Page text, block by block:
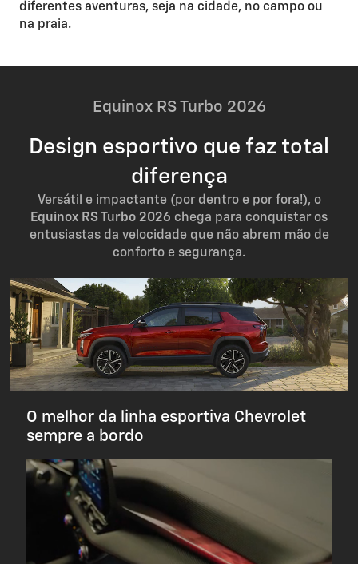
diferentes aventuras, seja na cidade, no campo ou
na praia.
Equinox RS Turbo 2026
Design esportivo que faz total
diferença
Versátil e impactante (por dentro e por fora!), o
Equinox RS Turbo 2026 chega para conquistar os
entusiastas da velocidade que não abrem mão de
conforto e segurança.
O melhor da linha esportiva Chevrolet
sempre a bordo